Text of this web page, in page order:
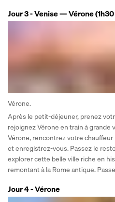
Jour 3 - Venise — Vérone
Vérone.
Après le petit-déjeuner, prenez
rejoignez Vérone en train à grande
Vérone, rencontrez votre
et enregistrez-vous. Passez le
explorer cette belle ville riche en
remontant à la Rome antique.
Jour 4 - Vérone